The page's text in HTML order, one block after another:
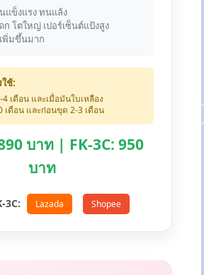
นแข็งแรง ทนแล้ง
ก โตใหญ่ เปอร์เซ็นต์แป้งสูง
พิ่มขึ้นมาก
ใช้:
4 เดือน และเมื่อมันใบเหลือง
เดือน และก่อนขุด 2-3 เดือน
บาท | FK-3C: 950
บาท
3C: Lazada Shopee